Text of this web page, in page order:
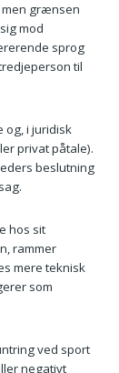
men grænsen
mod
sprog
til
og, i juridisk
privat påtale).
beslutning
hos sit
rammer
mere teknisk
som
ved sport
negativt